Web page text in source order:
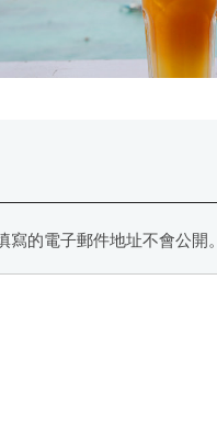
寫的電子郵件地址不會公開。